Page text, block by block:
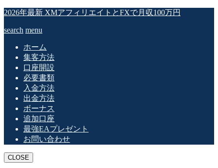
2026年最新 XMアフィリエイトとFXで月収100万円
search menu
ホーム
集客方法
口座開設
必要書類
入金方法
出金方法
ボーナス
追加口座
最強EAプレゼント
お問い合わせ
CLOSE